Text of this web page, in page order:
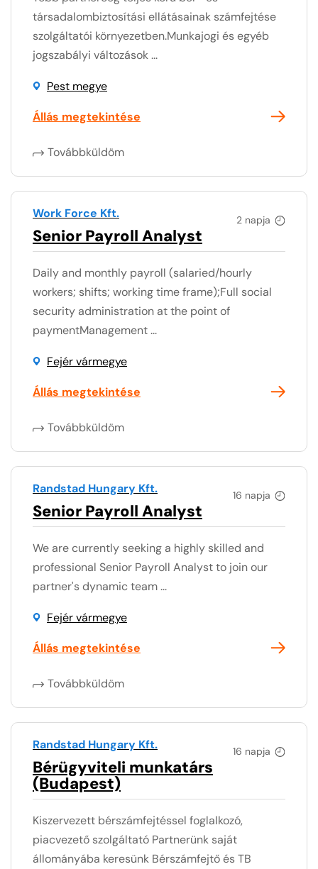
társadalombiztosítási ellátásainak számfejtése
szolgáltatói környezetben.Munkajogi és egyéb
jogszabályi változások ...
Pest megye
Állás megtekintése
Továbbküldöm
2 napja
Work Force Kft.
Senior Payroll Analyst
Daily and monthly payroll (salaried/hourly
workers; shifts; working time frame);Full social
security administration at the point of
paymentManagement ...
Fejér vármegye
Állás megtekintése
Továbbküldöm
16 napja
Randstad Hungary Kft.
Senior Payroll Analyst
We are currently seeking a highly skilled and
professional Senior Payroll Analyst to join our
partner's dynamic team ...
Fejér vármegye
Állás megtekintése
Továbbküldöm
16 napja
Randstad Hungary Kft.
Bérügyviteli munkatárs
(Budapest)
Kiszervezett bérszámfejtéssel foglalkozó,
piacvezető szolgáltató Partnerünk saját
állományába keresünk Bérszámfejtő és TB